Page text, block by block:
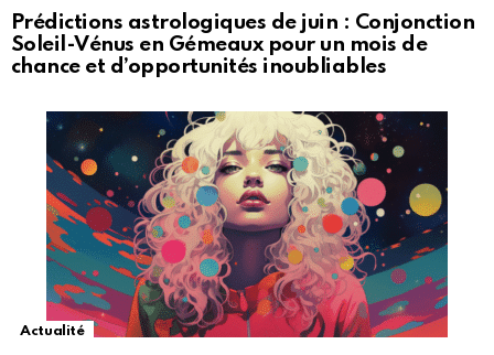
Prédictions astrologiques de juin : Conjonction
Soleil-Vénus en Gémeaux pour un mois de
chance et d’opportunités inoubliables
Actualité